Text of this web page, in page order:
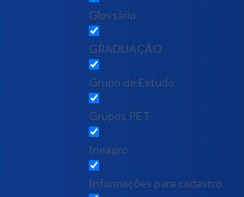
Glossário
GRADUAÇÃO
Grupo de Estudo
Grupos PET
Ineagro
Informações para cadastro